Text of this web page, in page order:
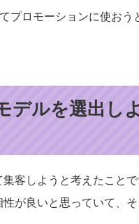
プロモーションに使おう
デルを選出し
客しようと考えたことで
が良いと思っていて、